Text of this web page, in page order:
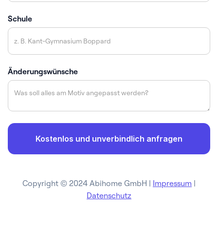
Schule
Änderungswünsche
Copyright © 2024 Abihome GmbH | Impressum |
Datenschutz